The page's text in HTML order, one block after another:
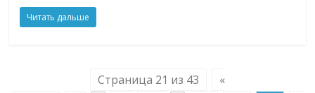
Читать дальше
Страница 21 из 43
«